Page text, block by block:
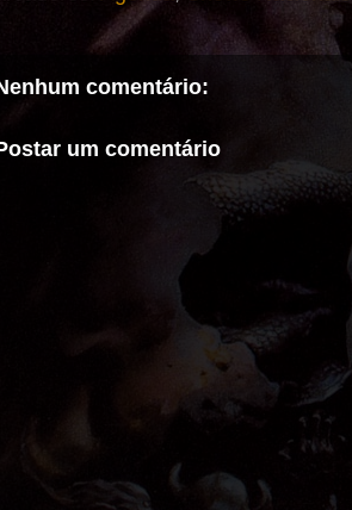
comentário:
um comentário